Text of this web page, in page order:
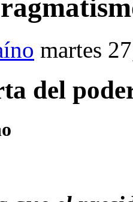
martes
del